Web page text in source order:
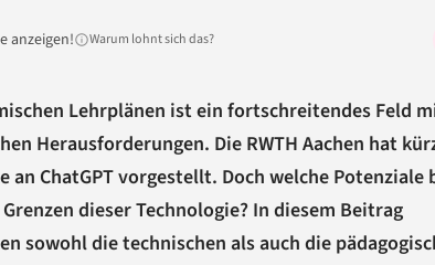
anzeigen! Warum lohnt sich das?
Lehrplänen ist ein fortschreitendes Feld
Herausforderungen. Die RWTH Aachen hat
ChatGPT vorgestellt. Doch welche Potenziale
dieser Technologie? In diesem Beitrag
sowohl die technischen als auch die